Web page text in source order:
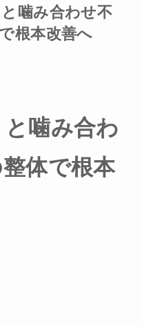
噛み合わせ不
根本改善へ
噛み合わ
体で根本